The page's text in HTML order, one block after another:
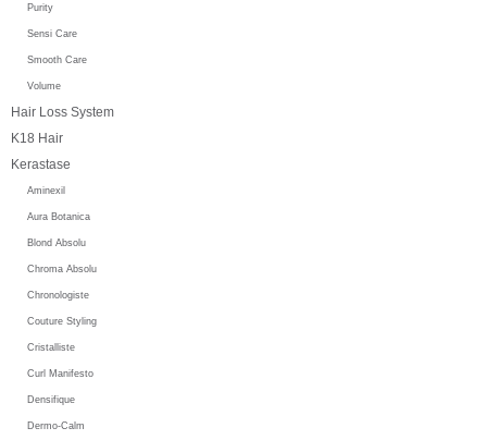
Purity
Sensi Care
Smooth Care
Volume
Hair Loss System
K18 Hair
Kerastase
Aminexil
Aura Botanica
Blond Absolu
Chroma Absolu
Chronologiste
Couture Styling
Cristalliste
Curl Manifesto
Densifique
Dermo-Calm